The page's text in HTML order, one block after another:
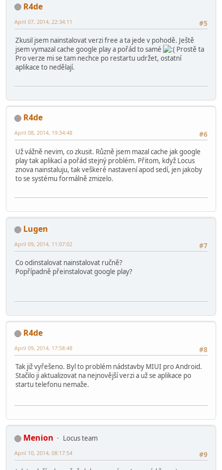
R4de
#5
April 07, 2014, 22:34:11
Zkusil jsem nainstalovat verzi free a ta jede v pohodě. Ještě
jsem vymazal cache google play a pořád to samé
Prostě ta
Pro verze mi se tam nechce po restartu udržet, ostatní
aplikace to nedělají.
R4de
#6
April 08, 2014, 19:34:48
Už vážně nevim, co zkusit. Různě jsem mazal cache jak google
play tak aplikací a pořád stejný problém. Přitom, když Locus
znova nainstaluju, tak veškeré nastavení apod sedí, jen jakoby
to se systému formálně zmizelo.
Lugen
#7
April 09, 2014, 11:07:02
Co odinstalovat nainstalovat ručně?
Popřípadně přeinstalovat google play?
R4de
#8
April 09, 2014, 17:58:48
Tak již vyřešeno. Byl to problém nádstavby MIUI pro Android.
Stačilo ji aktualizovat na nejnovější verzi a už se aplikace po
startu telefonu nemaže.
Menion
Locus team
#9
April 10, 2014, 08:17:54